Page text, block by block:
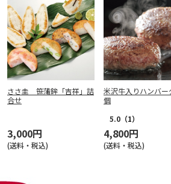
ささ圭 笹蒲鉾「吉祥」詰
合せ
3,000円
(送料・税込)
米沢牛入りハンバ
個
5.0 （1）
4,800円
(送料・税込)